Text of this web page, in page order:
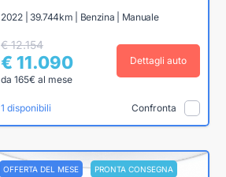
2022 | 39.744km | Benzina | Manuale
€ 12.154
€ 11.090
da 165€ al mese
Dettagli auto
1 disponibili Confronta
OFFERTA DEL MESE PRONTA CONSEGNA